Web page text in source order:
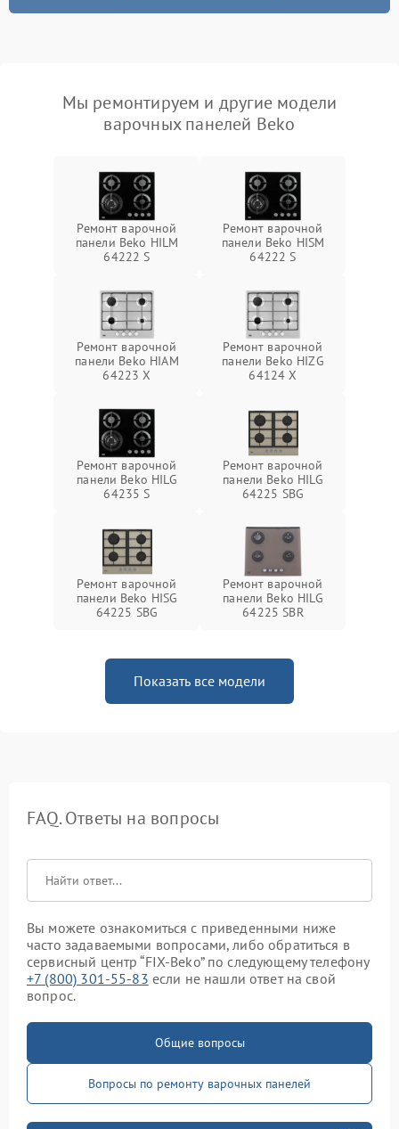
Мы ремонтируем и другие модели
варочных панелей Beko
Ремонт варочной
панели Beko HILM
64222 S
Ремонт варочной
панели Beko HISM
64222 S
Ремонт варочной
панели Beko HIAM
64223 X
Ремонт варочной
панели Beko HIZG
64124 X
Ремонт варочной
панели Beko HILG
64235 S
Ремонт варочной
панели Beko HILG
64225 SBG
Ремонт варочной
панели Beko HISG
64225 SBG
Ремонт варочной
панели Beko HILG
64225 SBR
Показать все модели
FAQ. Ответы на вопросы
Вы можете ознакомиться с приведенными ниже
часто задаваемыми вопросами, либо обратиться в
сервисный центр “FIX-Beko” по следующему телефону
+7 (800) 301-55-83 если не нашли ответ на свой
вопрос.
Общие вопросы
Вопросы по ремонту варочных панелей